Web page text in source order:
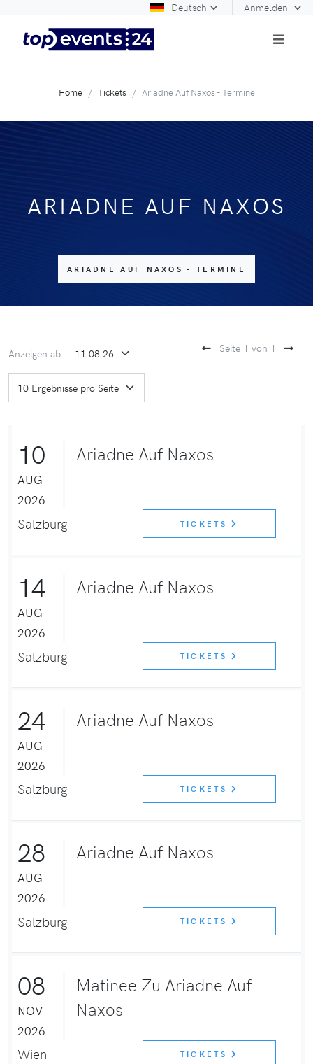
Deutsch Anmelden
Home Tickets Ariadne Auf Naxos - Termine
ARIADNE AUF NAXOS
ARIADNE AUF NAXOS - TERMINE
Anzeigen ab Seite 1 von 1
10
AUG
2026
Ariadne Auf Naxos
Salzburg TICKETS
14
AUG
2026
Ariadne Auf Naxos
Salzburg TICKETS
24
AUG
2026
Ariadne Auf Naxos
Salzburg TICKETS
28
AUG
2026
Ariadne Auf Naxos
Salzburg TICKETS
08
NOV
2026
Matinee Zu Ariadne Auf
Naxos
Wien TICKETS